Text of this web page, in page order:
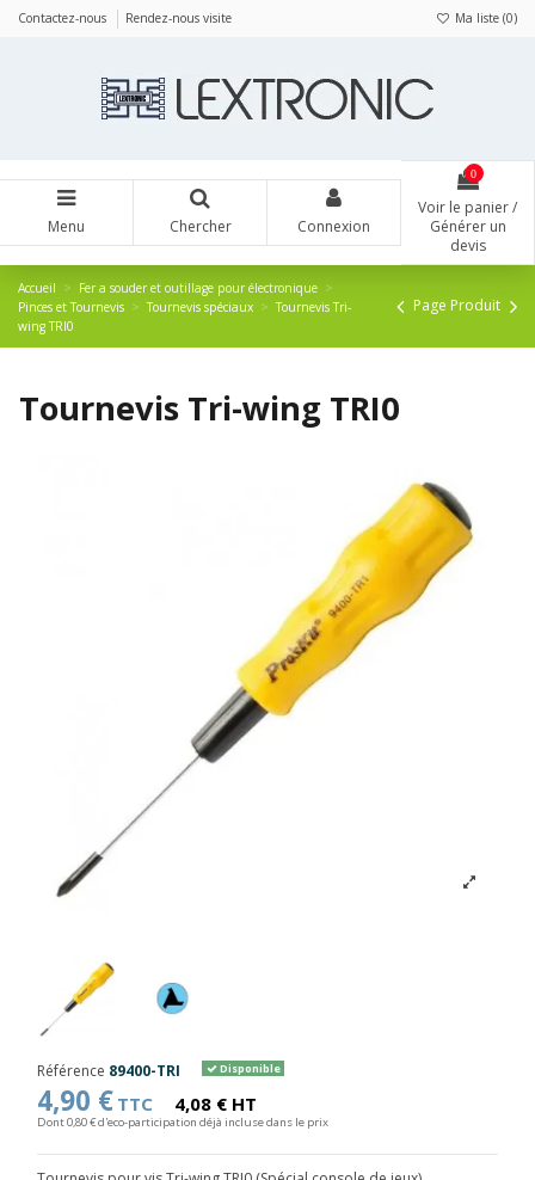
Contactez-nous Rendez-nous visite Ma liste (0)
Menu Chercher Connexion
0
Voir le panier /
Générer un
devis
Accueil
Fer a souder et outillage pour électronique
Pinces et Tournevis
Tournevis spéciaux
Tournevis Tri-
wing TRI0
Page Produit
Tournevis Tri-wing TRI0
Référence 89400-TRI Disponible
4,90 € TTC 4,08 € HT
Dont 0,80 € d'eco-participation déjà incluse dans le prix
Panneau de gestion des cookies